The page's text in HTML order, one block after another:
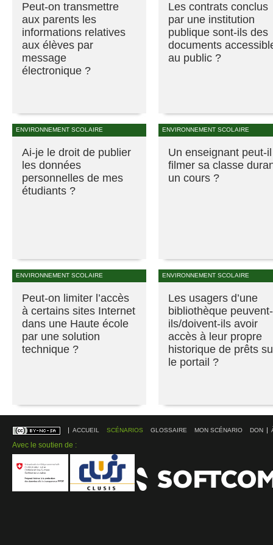
Peut-on transmettre
aux parents les
informations relatives
aux élèves par
message
électronique ?
Les contrats conclus
par une institution
publique sont-ils des
documents
au public ?
ENVIRONNEMENT SCOLAIRE
Ai-je le droit de publier
les données
personnelles de mes
étudiants ?
ENVIRONNEMENT SCOLAIRE
Un enseignant peut-il
filmer sa classe
un cours ?
ENVIRONNEMENT SCOLAIRE
Peut-on limiter l’accès
à certains sites Internet
dans une Haute école
par une solution
technique ?
ENVIRONNEMENT SCOLAIRE
Les usagers d’une
bibliothèque peuvent-
ils/doivent-ils avoir
accès à leur propre
historique de prêts
le portail ?
ACCUEIL SCÉNARIOS GLOSSAIRE MON SCÉNARIO DON
Avec le soutien de :